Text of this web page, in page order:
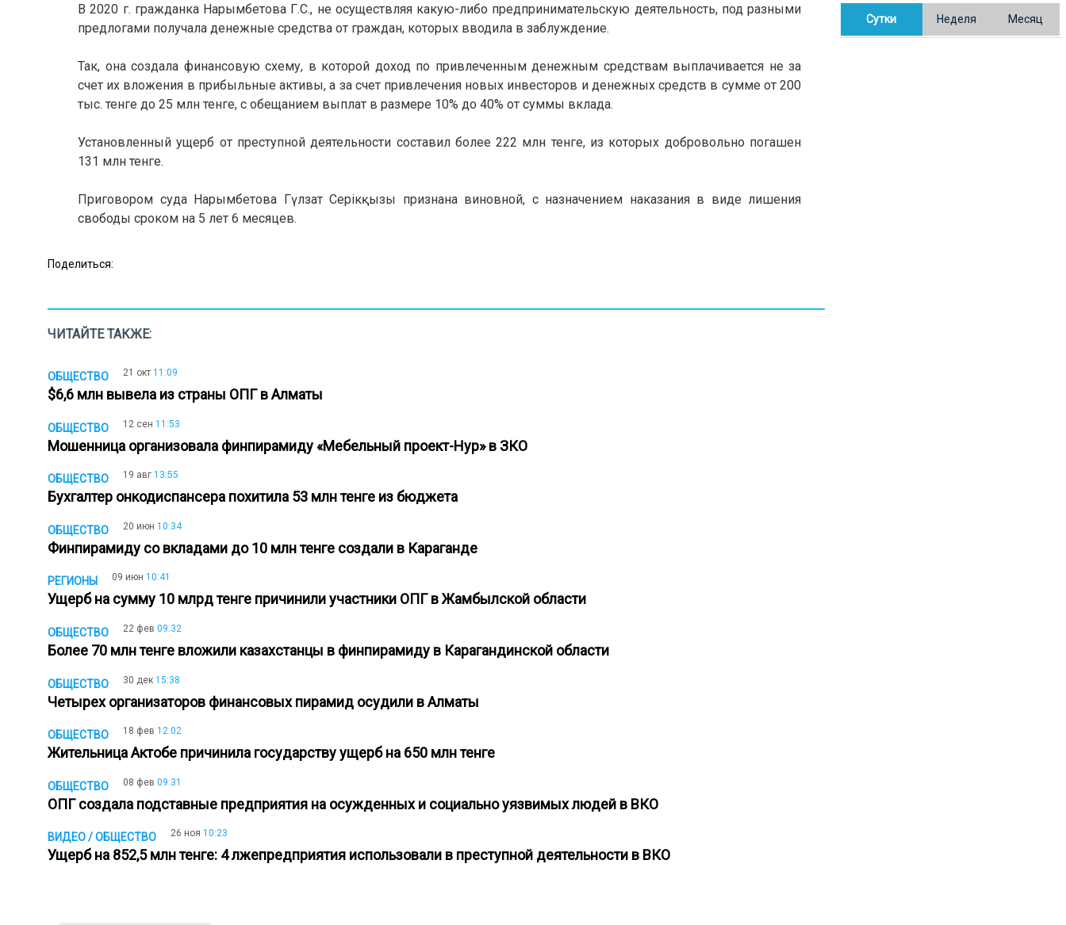
В 2020 г. гражданка Нарымбетова Г.С., не осуществляя какую-либо предпринимательскую деятельность, под разными
предлогами получала денежные средства от граждан, которых вводила в заблуждение.
Так, она создала финансовую схему, в которой доход по привлеченным денежным средствам выплачивается не за
счет их вложения в прибыльные активы, а за счет привлечения новых инвесторов и денежных средств в сумме от 200
тыс. тенге до 25 млн тенге, с обещанием выплат в размере 10% до 40% от суммы вклада.
Установленный ущерб от преступной деятельности составил более 222 млн тенге, из которых добровольно погашен
131 млн тенге.
Приговором суда Нарымбетова Гүлзат Серікқызы признана виновной, с назначением наказания в виде лишения
свободы сроком на 5 лет 6 месяцев.
Поделиться:
ЧИТАЙТЕ ТАКЖЕ:
ОБЩЕСТВО 21 окт 11:09
$6,6 млн вывела из страны ОПГ в Алматы
ОБЩЕСТВО 12 сен 11:53
Мошенница организовала финпирамиду «Мебельный проект-Нур» в ЗКО
ОБЩЕСТВО 19 авг 13:55
Бухгалтер онкодиспансера похитила 53 млн тенге из бюджета
ОБЩЕСТВО 20 июн 10:34
Финпирамиду со вкладами до 10 млн тенге создали в Караганде
РЕГИОНЫ 09 июн 10:41
Ущерб на сумму 10 млрд тенге причинили участники ОПГ в Жамбылской области
ОБЩЕСТВО 22 фев 09:32
Более 70 млн тенге вложили казахстанцы в финпирамиду в Карагандинской области
ОБЩЕСТВО 30 дек 15:38
Четырех организаторов финансовых пирамид осудили в Алматы
ОБЩЕСТВО 18 фев 12:02
Жительница Актобе причинила государству ущерб на 650 млн тенге
ОБЩЕСТВО 08 фев 09:31
ОПГ создала подставные предприятия на осужденных и социально уязвимых людей в ВКО
ВИДЕО / ОБЩЕСТВО 26 ноя 10:23
Ущерб на 852,5 млн тенге: 4 лжепредприятия использовали в преступной деятельности в ВКО
В Казахстане готовят новую
редакцию Конституции: меняется
Сутки Неделя Месяц